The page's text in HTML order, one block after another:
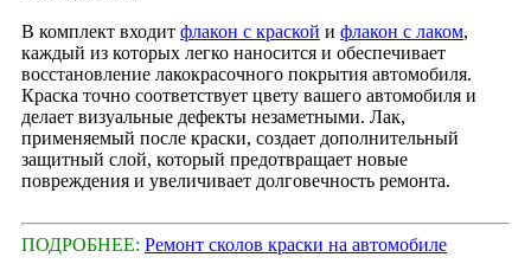
В комплект входит флакон с краской и флакон с лаком,
каждый из которых легко наносится и обеспечивает
восстановление лакокрасочного покрытия автомобиля.
Краска точно соответствует цвету вашего автомобиля и
делает визуальные дефекты незаметными. Лак,
применяемый после краски, создает дополнительный
защитный слой, который предотвращает новые
повреждения и увеличивает долговечность ремонта.
ПОДРОБНЕЕ: Ремонт сколов краски на автомобиле